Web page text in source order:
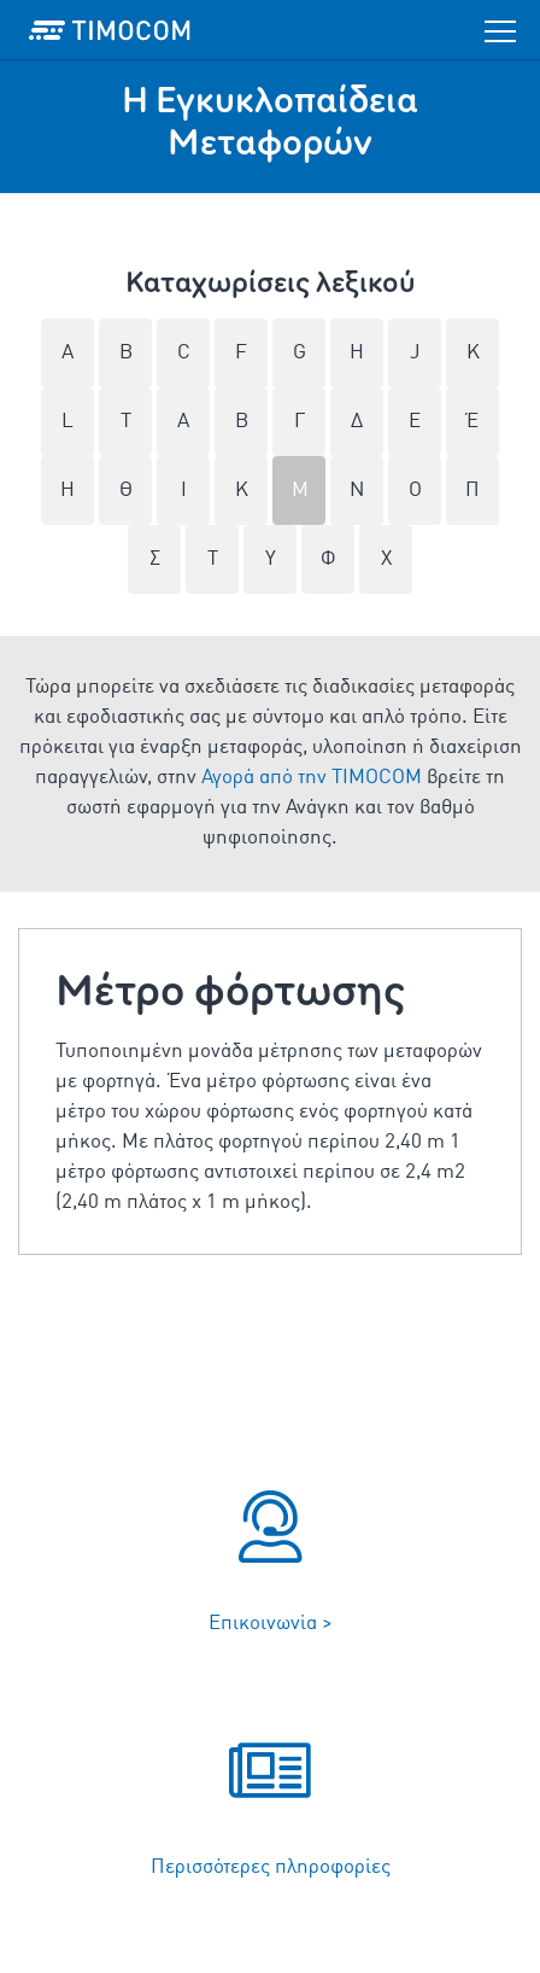
Η Εγκυκλοπαίδεια
Mεταφορών
Καταχωρίσεις λεξικού
A B C F G H J K
L Α Β Δ Ε Έ
Η Θ Κ Μ Ν Ο
Σ Υ Φ Χ
Τώρα μπορείτε να σχεδιάσετε τις διαδικασίες μεταφοράς
και εφοδιαστικής σας με σύντομο και απλό τρόπο. Είτε
πρόκειται για έναρξη μεταφοράς, υλοποίηση ή διαχείριση
παραγγελιών, στην Αγορά από την TIMOCOM βρείτε τη
σωστή εφαρμογή για την Ανάγκη και τον βαθμό
ψηφιοποίησης.
Μέτρο φόρτωσης
Τυποποιημένη μονάδα μέτρησης των μεταφορών
με φορτηγά. Ένα μέτρο φόρτωσης είναι ένα
μέτρο του χώρου φόρτωσης ενός φορτηγού κατά
μήκος. Με πλάτος φορτηγού περίπου 2,40 m 1
μέτρο φόρτωσης αντιστοιχεί περίπου σε 2,4 m2
(2,40 m πλάτος x 1 m μήκος).
Επικοινωνία >
Περισσότερες πληροφορίες